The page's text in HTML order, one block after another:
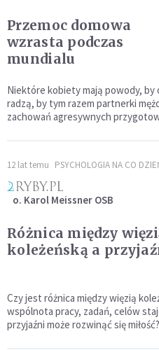
Przemoc domowa
wzrasta podczas
mundialu
Niektóre kobiety mają powody, by
radzą, by tym razem partnerki
zachowań agresywnych
12 lat temu PSYCHOLOGIA NA CO
o. Karol Meissner OSB
Różnica między
koleżeńską a
Czy jest różnica między więzią
wspólnota pracy, zadań, celów
przyjaźni może rozwinąć się miłość?